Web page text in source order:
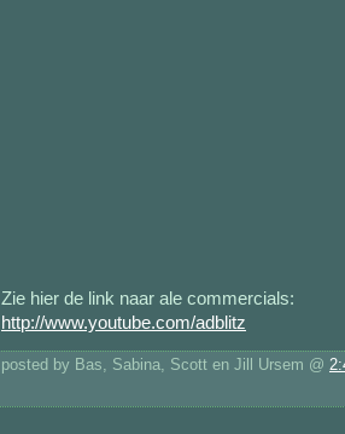
Zie hier de link naar ale commercials:
http://www.youtube.com/adblitz
posted by Bas, Sabina, Scott en Jill Ursem @